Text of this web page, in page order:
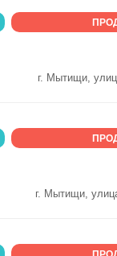
г. Мытищи,
г. Мытищи,